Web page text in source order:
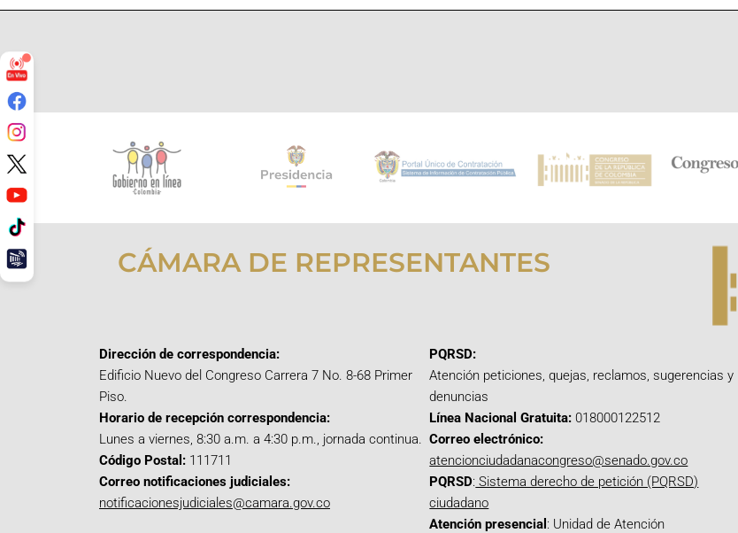
CÁMARA DE REPRESENTANTES
Dirección de correspondencia:
Edificio Nuevo del Congreso Carrera 7 No. 8-68 Primer
Piso.
Horario de recepción correspondencia:
Lunes a viernes, 8:30 a.m. a 4:30 p.m., jornada continua.
Código Postal: 111711
Correo notificaciones judiciales:
notificacionesjudiciales@camara.gov.co
PQRSD:
Atención peticiones, quejas, reclamos, sugerencias y
denuncias
Línea Nacional Gratuita: 018000122512
Correo electrónico:
atencionciudadanacongreso@senado.gov.co
PQRSD: Sistema derecho de petición (PQRSD)
ciudadano
Atención presencial : Unidad de Atención